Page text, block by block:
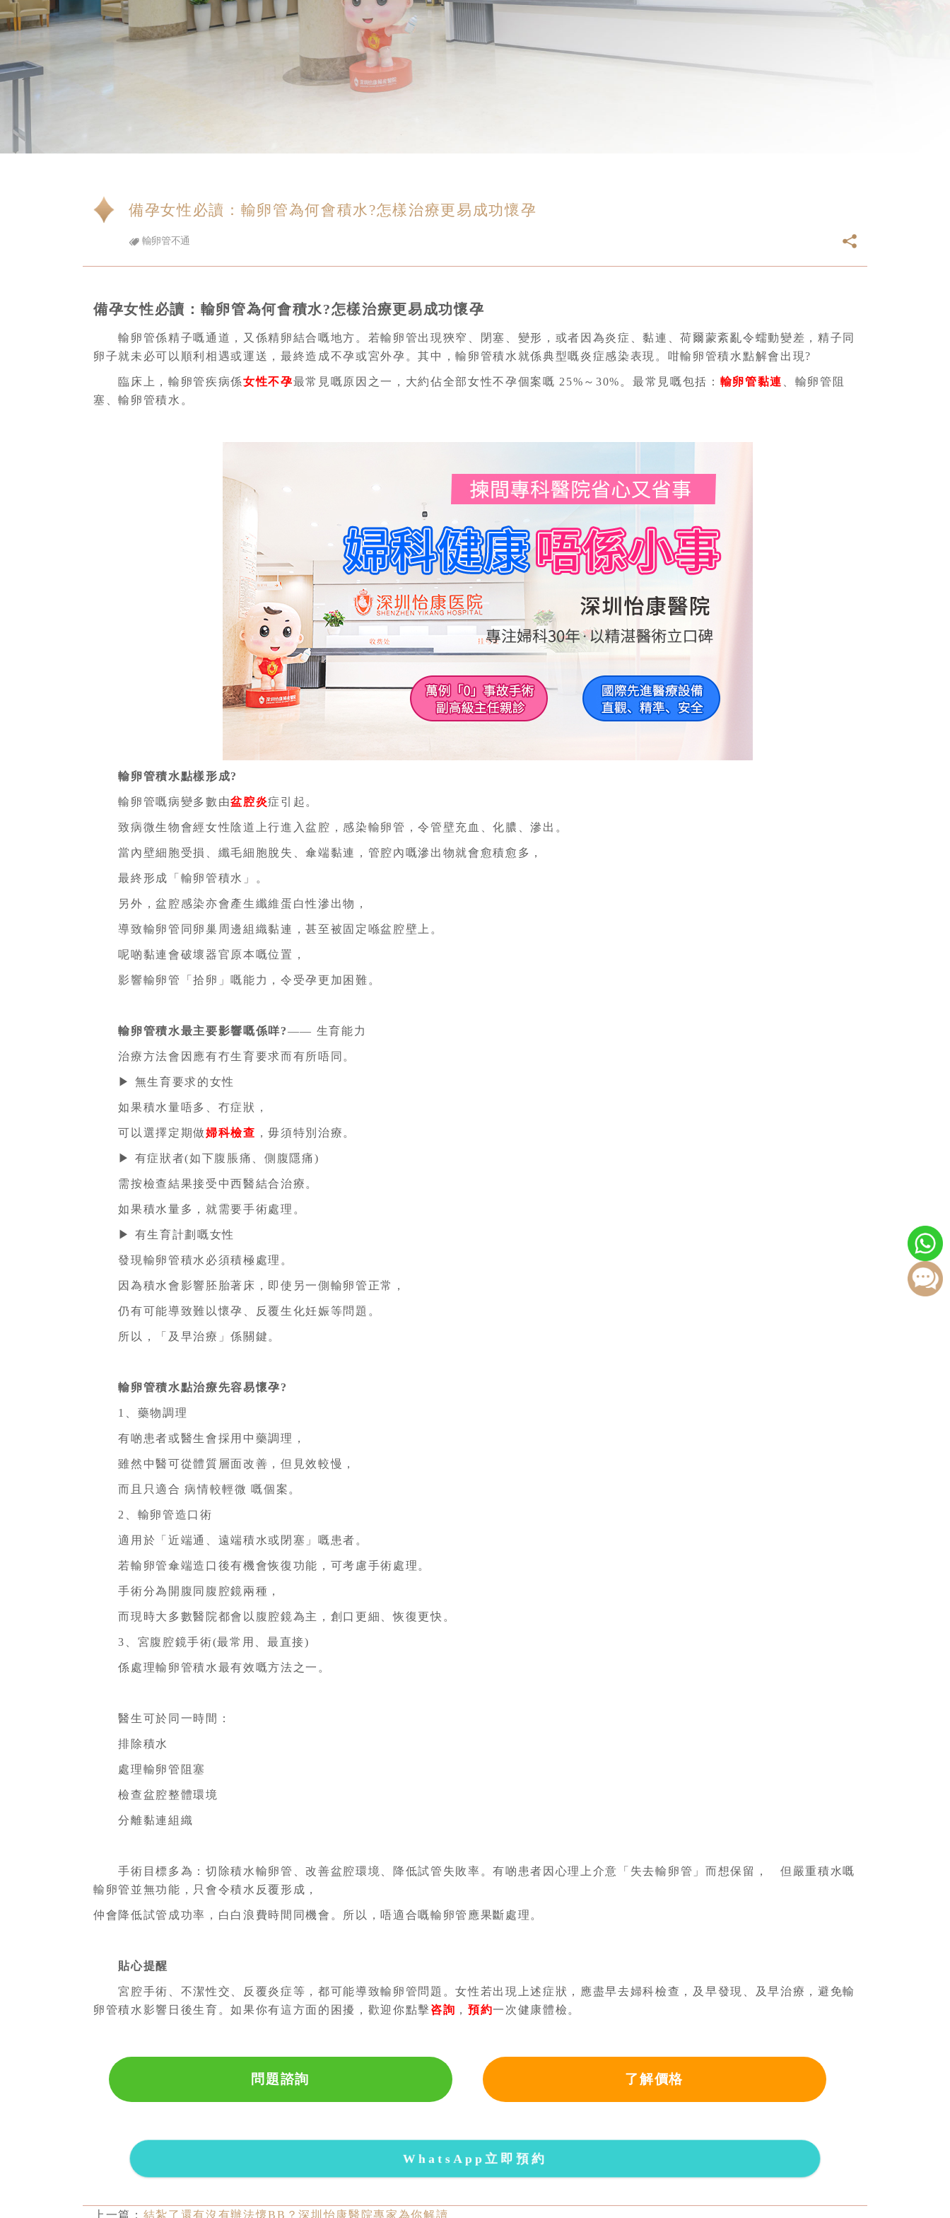
備孕女性必讀：輸卵管為何會積水?怎樣治療更易成功懷孕
輸卵管不通
備孕女性必讀：輸卵管為何會積水?怎樣治療更易成功懷孕
輸卵管係精子嘅通道，又係精卵結合嘅地方。若輸卵管出現狹窄、閉塞、變形，或者因為炎症、黏連、荷爾蒙紊亂令蠕動變差，精子同
卵子就未必可以順利相遇或運送，最終造成不孕或宮外孕。其中，輸卵管積水就係典型嘅炎症感染表現。咁輸卵管積水點解會出現?
臨床上，輸卵管疾病係女性不孕最常見嘅原因之一， 大約佔全部女性不孕個案嘅 25%～30%。 最常見嘅包括： 輸卵管黏連
、輸卵管阻
塞、輸卵管積水。
輸卵管積水點樣形成?
輸卵管嘅病變多數由盆腔炎症引起。
致病微生物會經女性陰道上行進入盆腔，感染輸卵管，令管壁充血、化膿、滲出。
當內壁細胞受損、纖毛細胞脫失、傘端黏連，管腔內嘅滲出物就會愈積愈多，
最終形成「輸卵管積水」。
另外，盆腔感染亦會產生纖維蛋白性滲出物，
導致輸卵管同卵巢周邊組織黏連，甚至被固定喺盆腔壁上。
呢啲黏連會破壞器官原本嘅位置，
影響輸卵管「拾卵」嘅能力，令受孕更加困難。
輸卵管積水最主要影響嘅係咩?—— 生育能力
治療方法會因應有冇生育要求而有所唔同。
▶ 無生育要求的女性
如果積水量唔多、冇症狀，
可以選擇定期做婦科檢查 ，毋須特別治療。
▶ 有症狀者(如下腹脹痛、側腹隱痛)
需按檢查結果接受中西醫結合治療。
如果積水量多，就需要手術處理。
▶ 有生育計劃嘅女性
發現輸卵管積水必須積極處理。
因為積水會影響胚胎著床，即使另一側輸卵管正常，
仍有可能導致難以懷孕、反覆生化妊娠等問題。
所以，「及早治療」係關鍵。
輸卵管積水點治療先容易懷孕?
1、藥物調理
有啲患者或醫生會採用中藥調理，
雖然中醫可從體質層面改善，但見效較慢，
而且只適合 病情較輕微 嘅個案。
2、輸卵管造口術
適用於「近端通、遠端積水或閉塞」嘅患者。
若輸卵管傘端造口後有機會恢復功能，可考慮手術處理。
手術分為開腹同腹腔鏡兩種，
而現時大多數醫院都會以腹腔鏡為主，創口更細、恢復更快。
3、宮腹腔鏡手術(最常用、最直接)
係處理輸卵管積水最有效嘅方法之一。
醫生可於同一時間：
排除積水
處理輸卵管阻塞
檢查盆腔整體環境
分離黏連組織
手術目標多為：切除積水輸卵管、改善盆腔環境、降低試管失敗率。有啲患者因心理上介意「失去輸卵管」而想保留，
但嚴重積水嘅
輸卵管並無功能，只會令積水反覆形成，
仲會降低試管成功率，白白浪費時間同機會。所以，唔適合嘅輸卵管應果斷處理。
貼心提醒
宮腔手術、不潔性交、反覆炎症等，都可能導致輸卵管問題。女性若出現上述症狀，應盡早去婦科檢查，
及早發現、及早治療，避免輸
卵管積水影響日後生育。如果你有這方面的困擾，歡迎你點擊 咨詢 ，預約一次健康體檢。
問題諮詢 了解價格
WhatsApp立即預約
上一篇： 結紮了還有沒有辦法懷BB？深圳怡康醫院專家為你解讀